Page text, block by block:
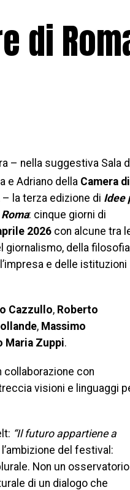
di
– nella suggestiva Sala
e Adriano della Camera di
– la terza edizione di Idee
: cinque giorni di
2026 con alcune tra
giornalismo, della
e delle istituzioni
Cazzullo, Roberto
, Massimo
Maria Zuppi.
collaborazione con
visioni e linguaggi
“Il futuro appartiene a
del festival:
Non un
di un dialogo che